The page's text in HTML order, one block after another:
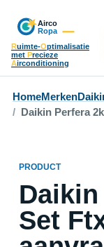
Ruimte-Optimalisatie
met Precieze
Airconditioning
HomeMerken
Daikin Perfera
PRODUCT
Set